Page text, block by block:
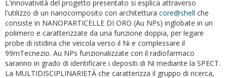
L'innovatività del progetto presentato si esplica attraverso
l'utilizzo di un nanocomposito con architettura core@shell che
consiste in NANOPARTICELLE DI ORO (Au NPs) inglobate in un
polimero e caratterizzate da una funzione doppia, per legare
probe di istidina che veicola verso il Ni e complessare il
99mTecnezio. Au NPs funzionalizzate con il radiofarmaco
saranno in grado di identificare i depositi di Ni mediante la SPECT.
La MULTIDISCIPLINARIETÀ che caratterizza il gruppo di ricerca,